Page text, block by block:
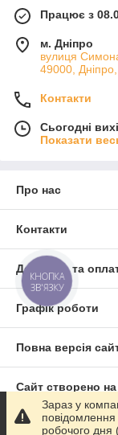
Працює з
м. Дніпро
вулиця
49000, Дніпро,
Контакти
Сьогодні
Показати
Про нас
Контакти
Доставка та
Графік роботи
Повна версія
Сайт створено на
Політика
Зараз у
робочого дня
КНОПКА
ЗВ'ЯЗКУ